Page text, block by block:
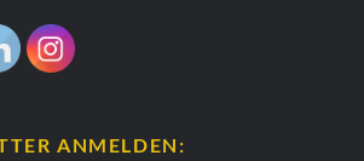
ANMELDEN: